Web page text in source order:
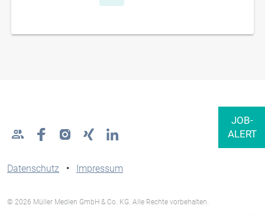
Datenschutz • Impressum
© 2026 Müller Medien GmbH & Co. KG. Alle Rechte vorbehalten.